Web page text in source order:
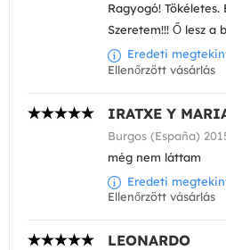
Ragyogó! Tökéletes.
Szeretem!!! Ő lesz a
Eredeti
Ellenőrzött vásárlás
IRATXE Y
Burgos (España)
még nem láttam
Eredeti
Ellenőrzött vásárlás
LEONARDO